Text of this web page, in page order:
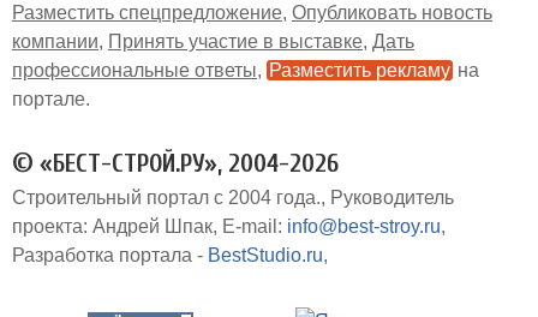
Разместить спецпредложение Опубликовать новость
компании
Принять участие в выставке Дать
профессиональные ответы
Разместить рекламу на
портале
© «БЕСТ-СТРОЙ.РУ», 2004-2026
Строительный портал с 2004 года.
Руководитель
проекта: Андрей Шпак E-mail: info@best-stroy.ru
Разработка портала - BestStudio.ru